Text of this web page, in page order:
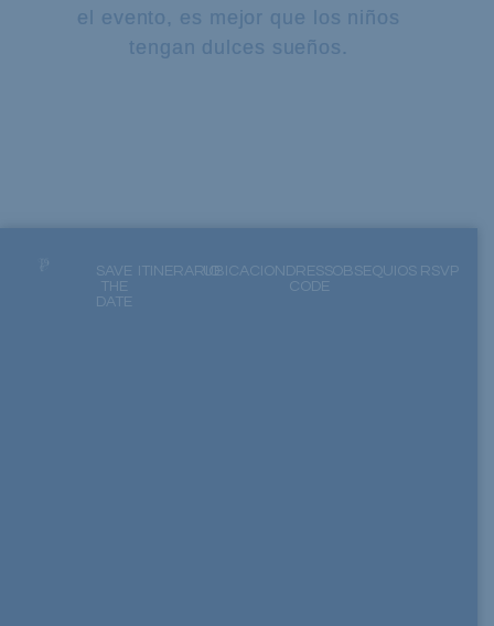
el evento, es mejor que los niños
tengan dulces sueños.
SAVE
THE
DATE
ITINERARIOUBICACION DRESS
CODE
OBSEQUIOS RSVP